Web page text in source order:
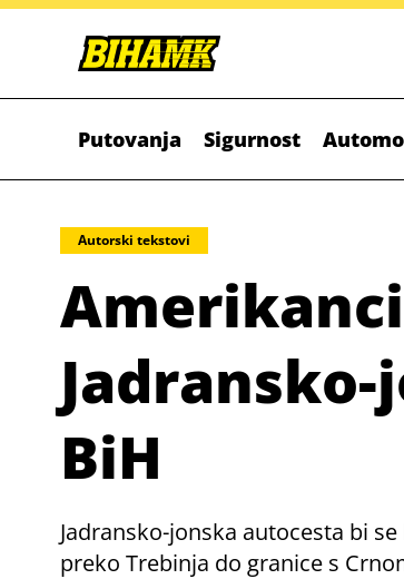
Putovanja Sigurnost
Autorski tekstovi
BiH
Jadransko-jonska autocesta bi
preko Trebinja do granice s